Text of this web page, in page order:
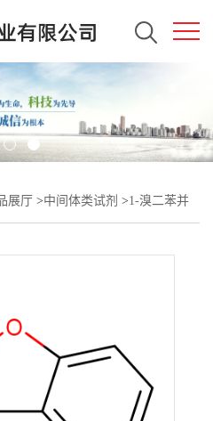
展厅 >中间体类试剂 >1-溴二苯并